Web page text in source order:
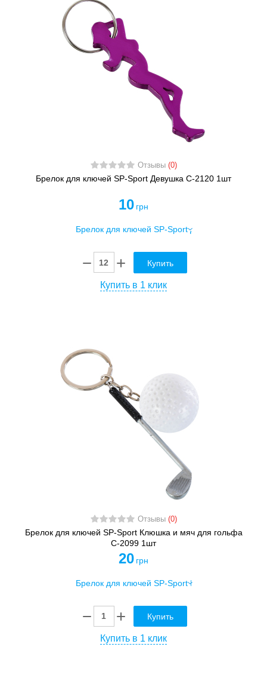
Отзывы (0)
Брелок для ключей SP-Sport Девушка C-2120 1шт
10 грн
Купить
Купить в 1 клик
Отзывы (0)
Брелок для ключей SP-Sport Клюшка и мяч для гольфа
C-2099 1шт
20 грн
Купить
Купить в 1 клик